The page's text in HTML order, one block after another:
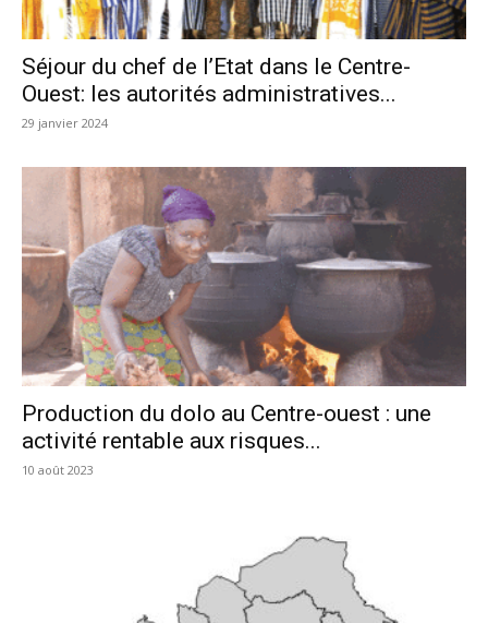
Séjour du chef de l’Etat dans le Centre-
Ouest: les autorités administratives...
29 janvier 2024
Production du dolo au Centre-ouest : une
activité rentable aux risques...
10 août 2023